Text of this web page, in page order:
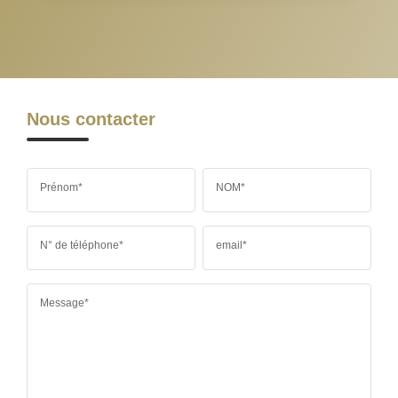
Nous contacter
Prénom* NOM*
N° de téléphone* email*
Message*